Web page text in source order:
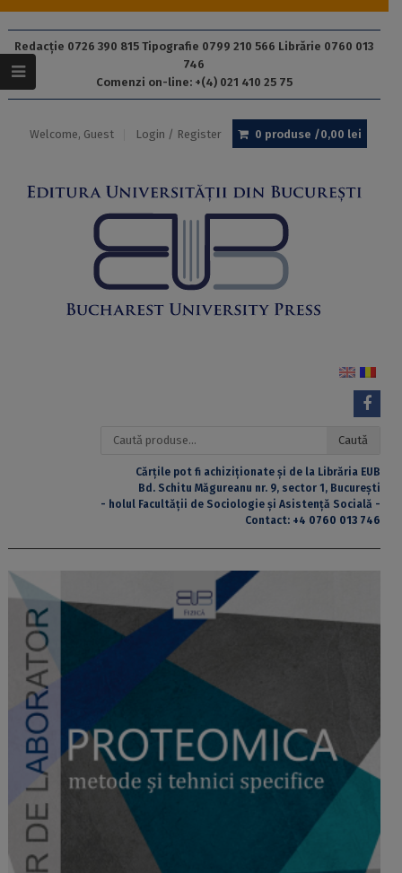
Redacție 0726 390 815 Tipografie 0799 210 566 Librărie 0760 013
746
Comenzi on-line: +(4) 021 410 25 75
Welcome, Guest Login / Register 0 produse /0,00 lei
Caută
Caută
Cărțile pot fi achiziționate și de la Librăria EUB
Bd. Schitu Măgureanu nr. 9, sector 1, București
- holul Facultății de Sociologie și Asistență Socială -
Contact: +4 0760 013 746